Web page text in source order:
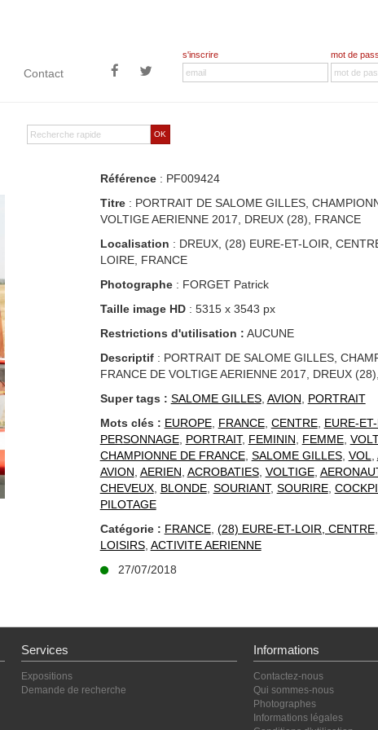
Contact
s'inscrire mot de
OK
Référence: PF009424
Titre: PORTRAIT DE SALOME GILLES,
VOLTIGE AERIENNE 2017, DREUX (28), FRANCE
Localisation : DREUX, (28) EURE-ET-LOIR,
LOIRE, FRANCE
Photographe: FORGET Patrick
Taille image HD: 5315 x 3543 px
Restrictions d'utilisation : AUCUNE
Descriptif: PORTRAIT DE SALOME GILLES,
FRANCE DE VOLTIGE AERIENNE 2017, DREUX
Super tags : SALOME GILLES, AVION
PORTRAIT
Mots clés : EUROPE, FRANCE, CENTRE, EURE-
PERSONNAGE, PORTRAIT, FEMININ FEMME,
CHAMPIONNE DE FRANCE, SALOME GILLES, VOL
AVION AERIEN ACROBATIES, VOLTIGE,
CHEVEUX, BLONDE, SOURIANT, SOURIRE,
PILOTAGE
Catégorie : FRANCE, (28) EURE-ET-LOIR, CENTRE,
LOISIRS, ACTIVITE AERIENNE
27/07/2018
Services
Expositions
Demande de recherche
Informations
Contactez-nous
Qui sommes-nous
Photographes
Informations légales